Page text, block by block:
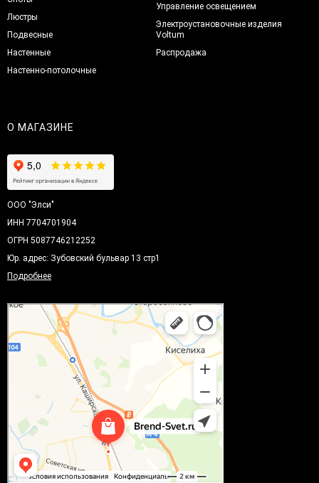
Люстры
Подвесные
Настенные
Настенно-потолочные
Управление освещением
Электроустановочные изделия
Voltum
Распродажа
О МАГАЗИНЕ
ООО "Элси"
ИНН 7704701904
ОГРН 5087746212252
Юр. адрес: Зубовский бульвар 13 стр1
Подробнее